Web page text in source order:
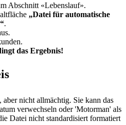
Abschnitt «Lebenslauf».
„Datei für automatische
.
das Ergebnis!
nicht allmächtig. Sie kann das
verwechseln oder 'Motorman' als
Datei nicht standardisiert formatiert